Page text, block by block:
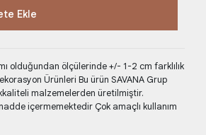
Ekle
olduğundan ölçülerinde +/- 1-2 cm farklılık
Ürünleri Bu ürün SAVANA Grup
malzemelerden üretilmiştir.
içermemektedir Çok amaçlı kullanım